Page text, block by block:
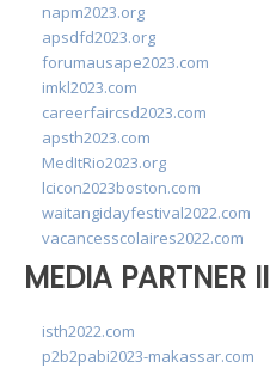
napm2023.org
apsdfd2023.org
forumausape2023.com
imkl2023.com
careerfaircsd2023.com
apsth2023.com
MedItRio2023.org
lcicon2023boston.com
waitangidayfestival2022.com
vacancesscolaires2022.com
MEDIA PARTNER II
isth2022.com
p2b2pabi2023-makassar.com